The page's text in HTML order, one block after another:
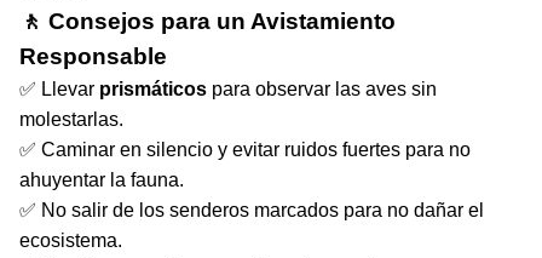
🚶 Consejos para un Avistamiento
Responsable
✅ Llevar prismáticos para observar las aves sin
molestarlas.
✅ Caminar en silencio y evitar ruidos fuertes para no
ahuyentar la fauna.
✅ No salir de los senderos marcados para no dañar el
ecosistema.